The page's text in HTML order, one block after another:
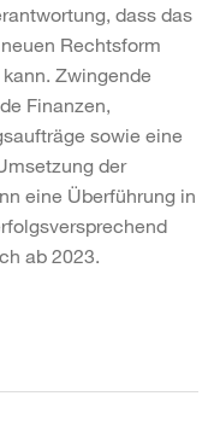
dass das
Rechtsform
Zwingende
Finanzen,
sowie eine
der
eine Überführung in
ab 2023.